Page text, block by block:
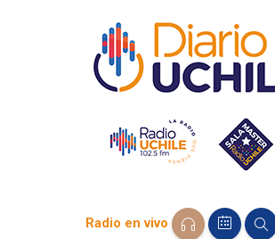
Radio en vivo